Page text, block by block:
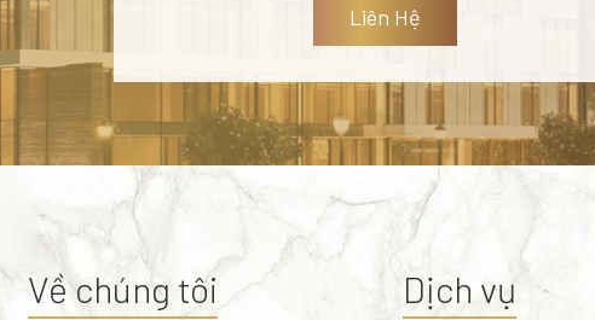
Liên Hệ
Về chúng tôi Dịch vụ